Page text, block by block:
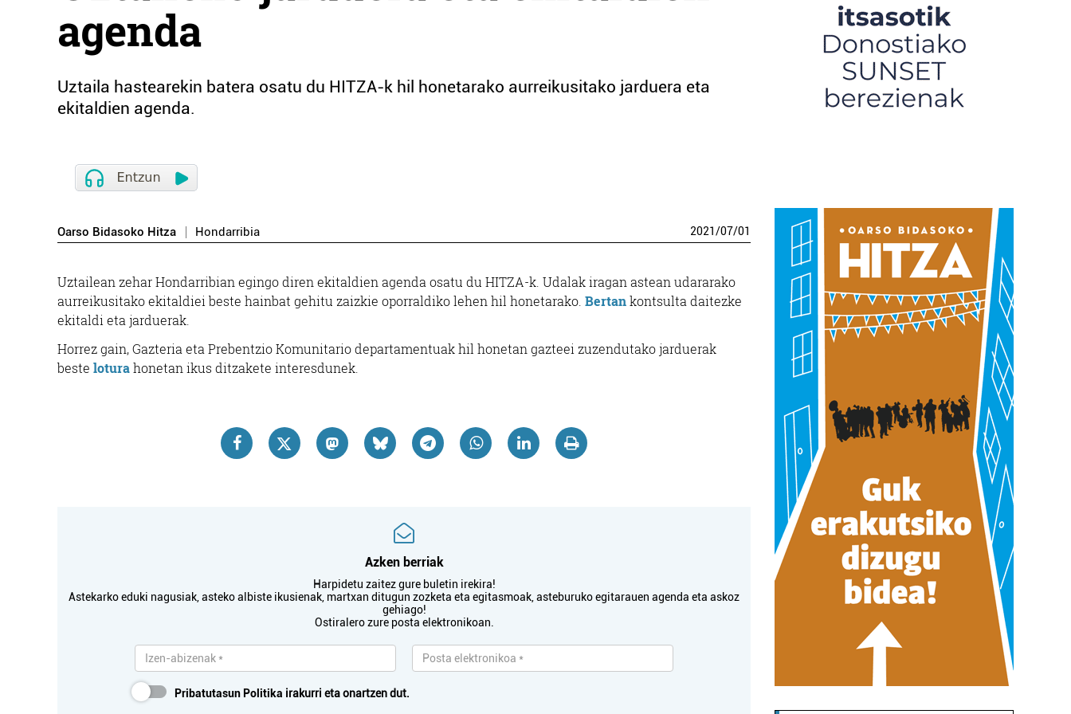
agenda
Uztaila hastearekin batera osatu du HITZA-k hil honetarako aurreikusitako jarduera eta
ekitaldien agenda.
Oarso Bidasoko Hitza Hondarribia 2021/07/01
Uztailean zehar Hondarribian egingo diren ekitaldien agenda osatu du HITZA-k. Udalak iragan astean udararako
aurreikusitako ekitaldiei beste hainbat gehitu zaizkie oporraldiko lehen hil honetarako. Bertankontsulta daitezke
ekitaldi eta jarduerak.
Horrez gain, Gazteria eta Prebentzio Komunitario departamentuak hil honetan gazteei zuzendutako jarduerak
beste loturahonetan ikus ditzakete interesdunek.
Azken berriak
Harpidetu zaitez gure buletin irekira!
Astekarko eduki nagusiak, asteko albiste ikusienak, martxan ditugun zozketa eta egitasmoak, asteburuko egitarauen agenda eta askoz
gehiago!
Ostiralero zure posta elektronikoan.
Pribatutasun Politika irakurri eta onartzen dut.